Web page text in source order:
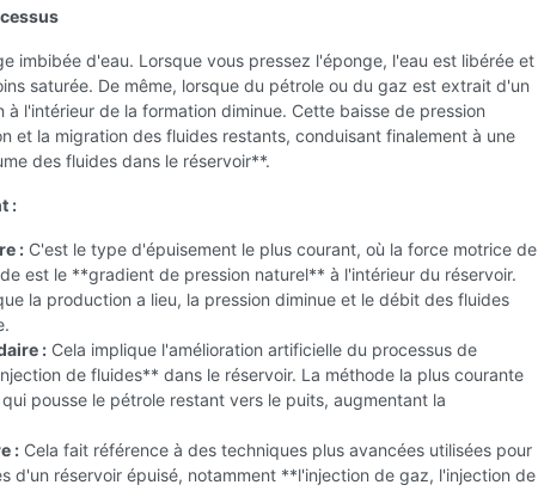
imbibée d'eau. Lorsque vous pressez l'éponge, l'eau est libérée et
saturée. De même, lorsque du pétrole ou du gaz est extrait d'un
à l'intérieur de la formation diminue. Cette baisse de pression
et la migration des fluides restants, conduisant finalement à une
des fluides dans le réservoir**.
:
: C'est le type d'épuisement le plus courant, où la force motrice de
est le **gradient de pression naturel** à l'intérieur du réservoir.
la production a lieu, la pression diminue et le débit des fluides
: Cela implique l'amélioration artificielle du processus de
de fluides** dans le réservoir. La méthode la plus courante
pousse le pétrole restant vers le puits, augmentant la
: Cela fait référence à des techniques plus avancées utilisées pour
d'un réservoir épuisé, notamment **l'injection de gaz, l'injection de